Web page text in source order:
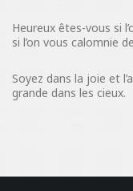
Heureux êtes-vous si
si l’on vous calomnie
Soyez dans la joie et
grande dans les cieux.